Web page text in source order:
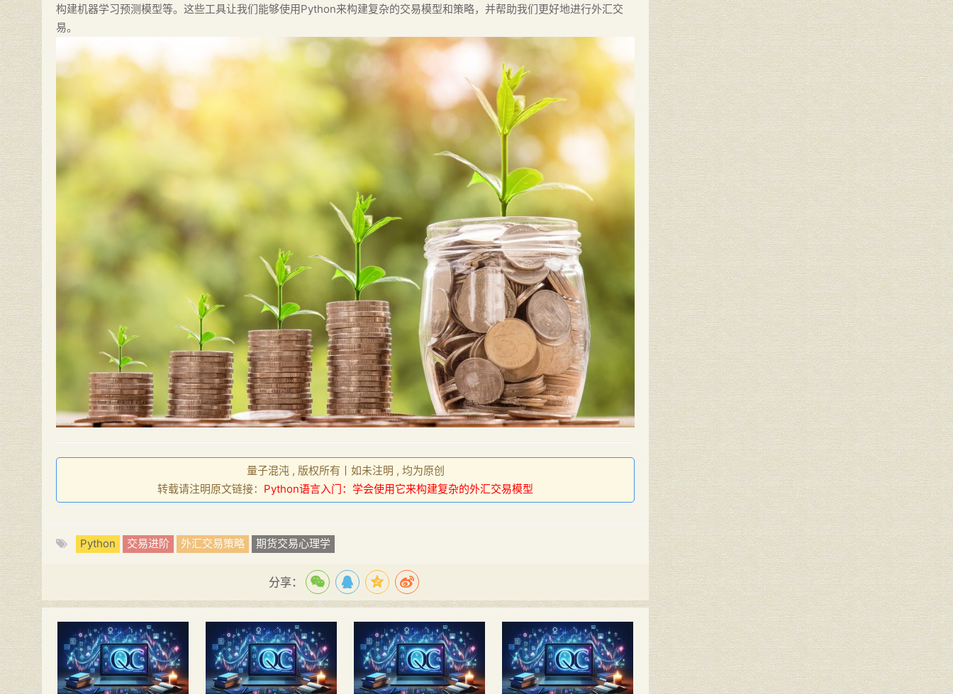
构建机器学习预测模型等。这些工具让我们能够使用Python来构建复杂的交易模型和策略，并帮助我们更好地进行外汇交
易。
量子混沌 , 版权所有丨如未注明 , 均为原创
转载请注明原文链接： Python语言入门：学会使用它来构建复杂的外汇交易模型
Python 交易进阶 外汇交易策略 期货交易心理学
分享：